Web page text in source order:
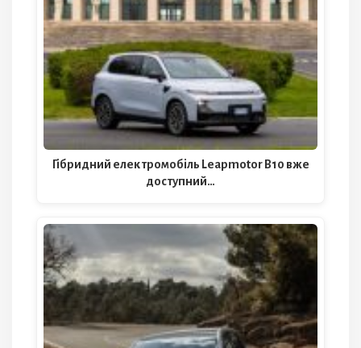
Гібридний електромобіль Leapmotor B10 вже
доступний…